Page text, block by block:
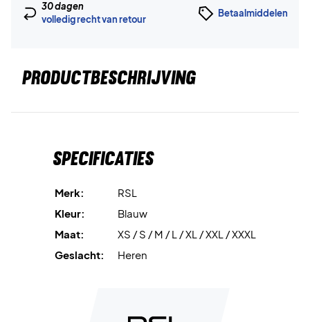
30 dagen
volledig recht van retour
Betaalmiddelen
PRODUCTBESCHRIJVING
Specificaties
Merk:
RSL
Kleur:
Blauw
Maat:
XS / S / M / L / XL / XXL / XXXL
Geslacht:
Heren